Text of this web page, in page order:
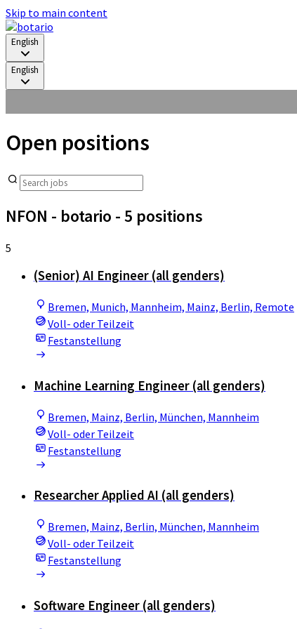
Skip to main content
English
English
Open positions
NFON - botario - 5 positions
5
(Senior) AI Engineer (all genders)
Bremen, Munich, Mannheim, Mainz, Berlin, Remote
Voll- oder Teilzeit
Festanstellung
Machine Learning Engineer (all genders)
Bremen, Mainz, Berlin, München, Mannheim
Voll- oder Teilzeit
Festanstellung
Researcher Applied AI (all genders)
Bremen, Mainz, Berlin, München, Mannheim
Voll- oder Teilzeit
Festanstellung
Software Engineer (all genders)